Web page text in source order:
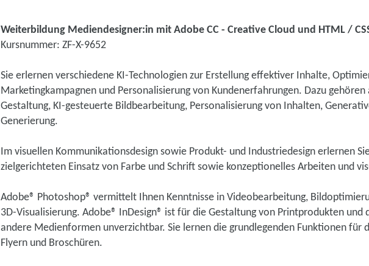
Weiterbildung Mediendesigner:in mit Adobe CC - Creative Cloud und HTML /
Kursnummer: ZF-X-9652
Sie erlernen verschiedene KI-Technologien zur Erstellung effektiver Inhalte,
Marketingkampagnen und Personalisierung von Kundenerfahrungen. Dazu
Gestaltung, KI-gesteuerte Bildbearbeitung, Personalisierung von Inhalten,
Generierung.
Im visuellen Kommunikationsdesign sowie Produkt- und Industriedesign erlernen
zielgerichteten Einsatz von Farbe und Schrift sowie konzeptionelles Arbeiten und
Adobe® Photoshop® vermittelt Ihnen Kenntnisse in Videobearbeitung,
3D-Visualisierung. Adobe® InDesign® ist für die Gestaltung von Printprodukten und
andere Medienformen unverzichtbar. Sie lernen die grundlegenden Funktionen für
Flyern und Broschüren.